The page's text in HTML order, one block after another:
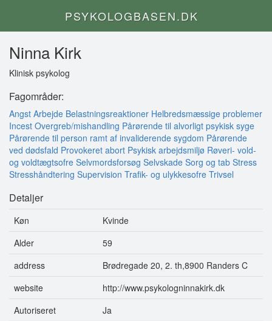
PSYKOLOGBASEN.DK
Ninna Kirk
Klinisk psykolog
Fagområder:
Angst Arbejde Belastningsreaktioner Helbredsmæssige problemer
Incest Overgreb/mishandling Pårørende til alvorligt psykisk syge
Pårørende til person ramt af invaliderende sygdom Pårørende
ved dødsfald Provokeret abort Psykisk arbejdsmiljø Røveri- vold-
og voldtægtsofre Selvmordsforsøg Selvskade Sorg og tab Stress
Stresshåndtering Supervision Trafik- og ulykkesofre Trivsel
Detaljer
Køn
Kvinde
Alder
59
address
Brødregade 20, 2. th,8900 Randers C
website
http://www.psykologninnakirk.dk
Autoriseret
Ja